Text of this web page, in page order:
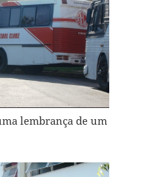
lembrança de um